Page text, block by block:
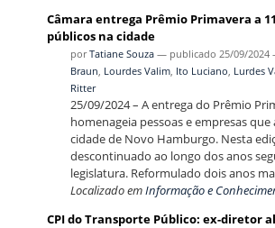
Câmara entrega Prêmio Primavera a
públicos na cidade
porTatiane Souza — publicado 25/09/2024
Braun, Lourdes Valim, Ito Luciano, Lurdes
Ritter
25/09/2024 – A entrega do Prêmio
homenageia pessoas e empresas
cidade de Novo Hamburgo. Nesta
descontinuado ao longo dos anos
legislatura. Reformulado dois anos
Localizado emInformação e
CPI do Transporte Público: ex-diretor